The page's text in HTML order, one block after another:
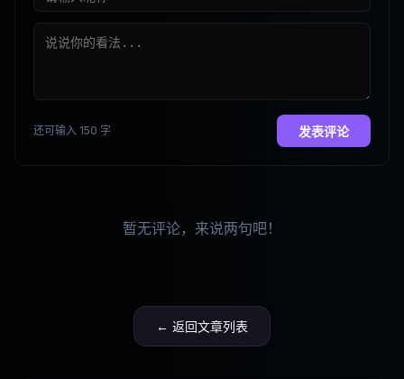
还可输入 150 字 发表评论
暂无评论，来说两句吧！
← 返回文章列表